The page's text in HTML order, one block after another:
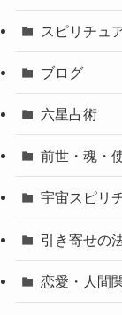
スピリチュ
ブログ
六星占術
前世・魂・
宇宙スピリ
引き寄せの
恋愛・人間